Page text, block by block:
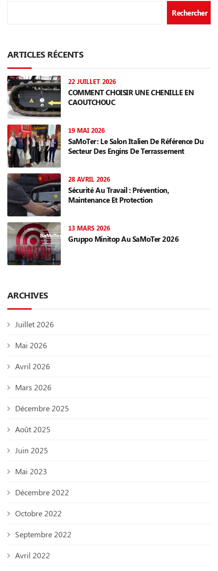
Rechercher
ARTICLES RÉCENTS
22 JUILLET 2026
COMMENT CHOISIR UNE CHENILLE EN
CAOUTCHOUC
19 MAI 2026
SaMoTer: Le Salon Italien De Référence Du
Secteur Des Engins De Terrassement
28 AVRIL 2026
Sécurité Au Travail : Prévention,
Maintenance Et Protection
13 MARS 2026
Gruppo Minitop Au SaMoTer 2026
ARCHIVES
Juillet 2026
Mai 2026
Avril 2026
Mars 2026
Décembre 2025
Août 2025
Juin 2025
Mai 2023
Décembre 2022
Octobre 2022
Septembre 2022
Avril 2022